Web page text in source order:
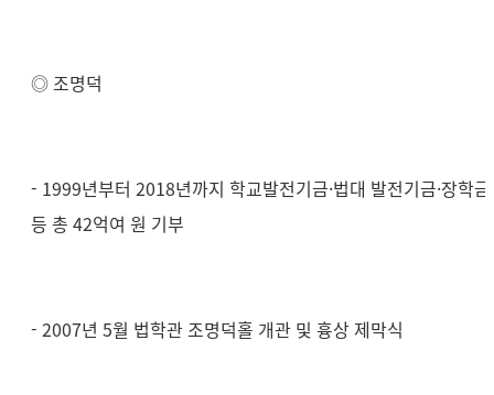
◎ 조명덕
- 1999년부터 2018년까지 학교발전기금·법대 발전기금·장학금
등 총 42억여 원 기부
- 2007년 5월 법학관 조명덕홀 개관 및 흉상 제막식